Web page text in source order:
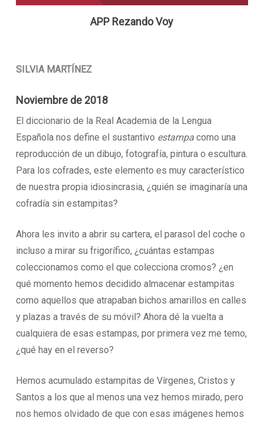
APP Rezando Voy
SILVIA MARTÍNEZ
Noviembre de 2018
El diccionario de la Real Academia de la Lengua
Española nos define el sustantivo estampacomo una
reproducción de un dibujo, fotografía, pintura o escultura.
Para los cofrades, este elemento es muy característico
de nuestra propia idiosincrasia, ¿quién se imaginaría una
cofradía sin estampitas?
Ahora les invito a abrir su cartera, el parasol del coche o
incluso a mirar su frigorífico, ¿cuántas estampas
coleccionamos como el que colecciona cromos? ¿en
qué momento hemos decidido almacenar estampitas
como aquellos que atrapaban bichos amarillos en calles
y plazas a través de su móvil? Ahora dé la vuelta a
cualquiera de esas estampas, por primera vez me temo,
¿qué hay en el reverso?
Hemos acumulado estampitas de Vírgenes, Cristos y
Santos a los que al menos una vez hemos mirado, pero
nos hemos olvidado de que con esas imágenes hemos